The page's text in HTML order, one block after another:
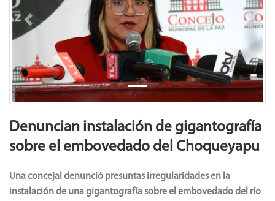
Previous Next
Denuncian instalación de gigantografía
sobre el embovedado del Choqueyapu
Una concejal denunció presuntas irregularidades en la
instalación de una gigantografía sobre el embovedado del río